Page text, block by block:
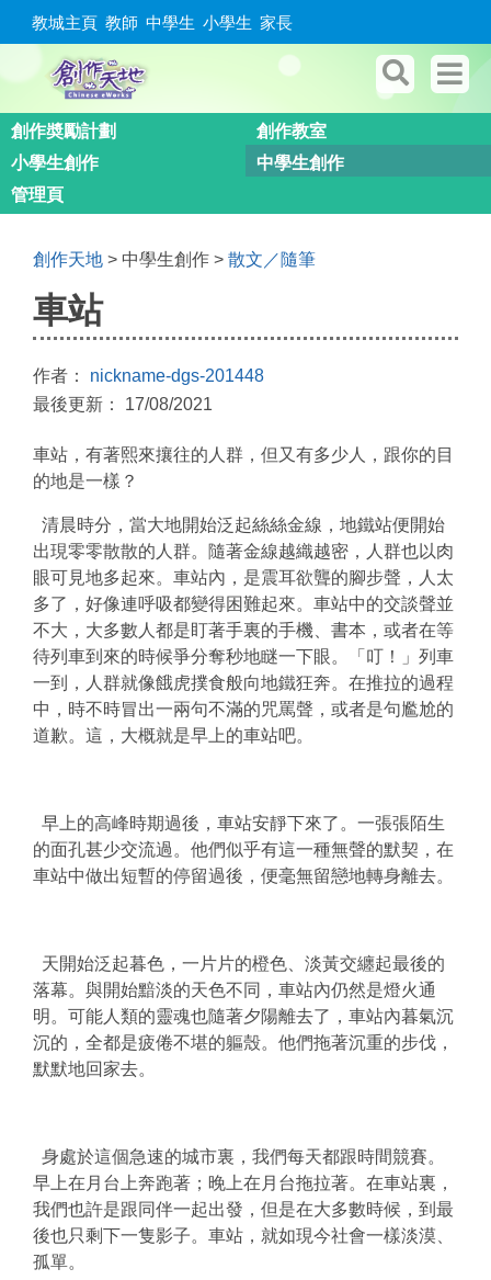
教城主頁 教師 中學生 小學生 家長
創作奬勵計劃
創作教室
小學生創作
中學生創作
管理頁
創作天地 > 中學生創作 > 散文／隨筆
車站
作者： nickname-dgs-201448
最後更新： 17/08/2021
車站，有著熙來攘往的人群，但又有多少人，跟你的目
的地是一樣？
清晨時分，當大地開始泛起絲絲金線，地鐵站便開始
出現零零散散的人群。隨著金線越織越密，人群也以肉
眼可見地多起來。車站內，是震耳欲聾的腳步聲，人太
多了，好像連呼吸都變得困難起來。車站中的交談聲並
不大，大多數人都是盯著手裏的手機、書本，或者在等
待列車到來的時候爭分奪秒地瞇一下眼。「叮！」列車
一到，人群就像餓虎撲食般向地鐵狂奔。在推拉的過程
中，時不時冒出一兩句不滿的咒罵聲，或者是句尷尬的
道歉。這，大概就是早上的車站吧。
早上的高峰時期過後，車站安靜下來了。一張張陌生
的面孔甚少交流過。他們似乎有這一種無聲的默契，在
車站中做出短暫的停留過後，便毫無留戀地轉身離去。
天開始泛起暮色，一片片的橙色、淡黃交纏起最後的
落幕。與開始黯淡的天色不同，車站內仍然是燈火通
明。可能人類的靈魂也隨著夕陽離去了，車站內暮氣沉
沉的，全都是疲倦不堪的軀殼。他們拖著沉重的步伐，
默默地回家去。
身處於這個急速的城市裏，我們每天都跟時間競賽。
早上在月台上奔跑著；晚上在月台拖拉著。在車站裏，
我們也許是跟同伴一起出發，但是在大多數時候，到最
後也只剩下一隻影子。車站，就如現今社會一樣淡漠、
孤單。